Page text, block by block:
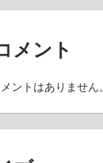
メント
ントはありません。